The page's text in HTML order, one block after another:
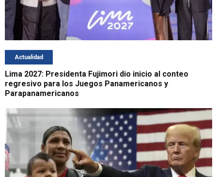
Actualidad
Lima 2027: Presidenta Fujimori dio inicio al conteo
regresivo para los Juegos Panamericanos y
Parapanamericanos